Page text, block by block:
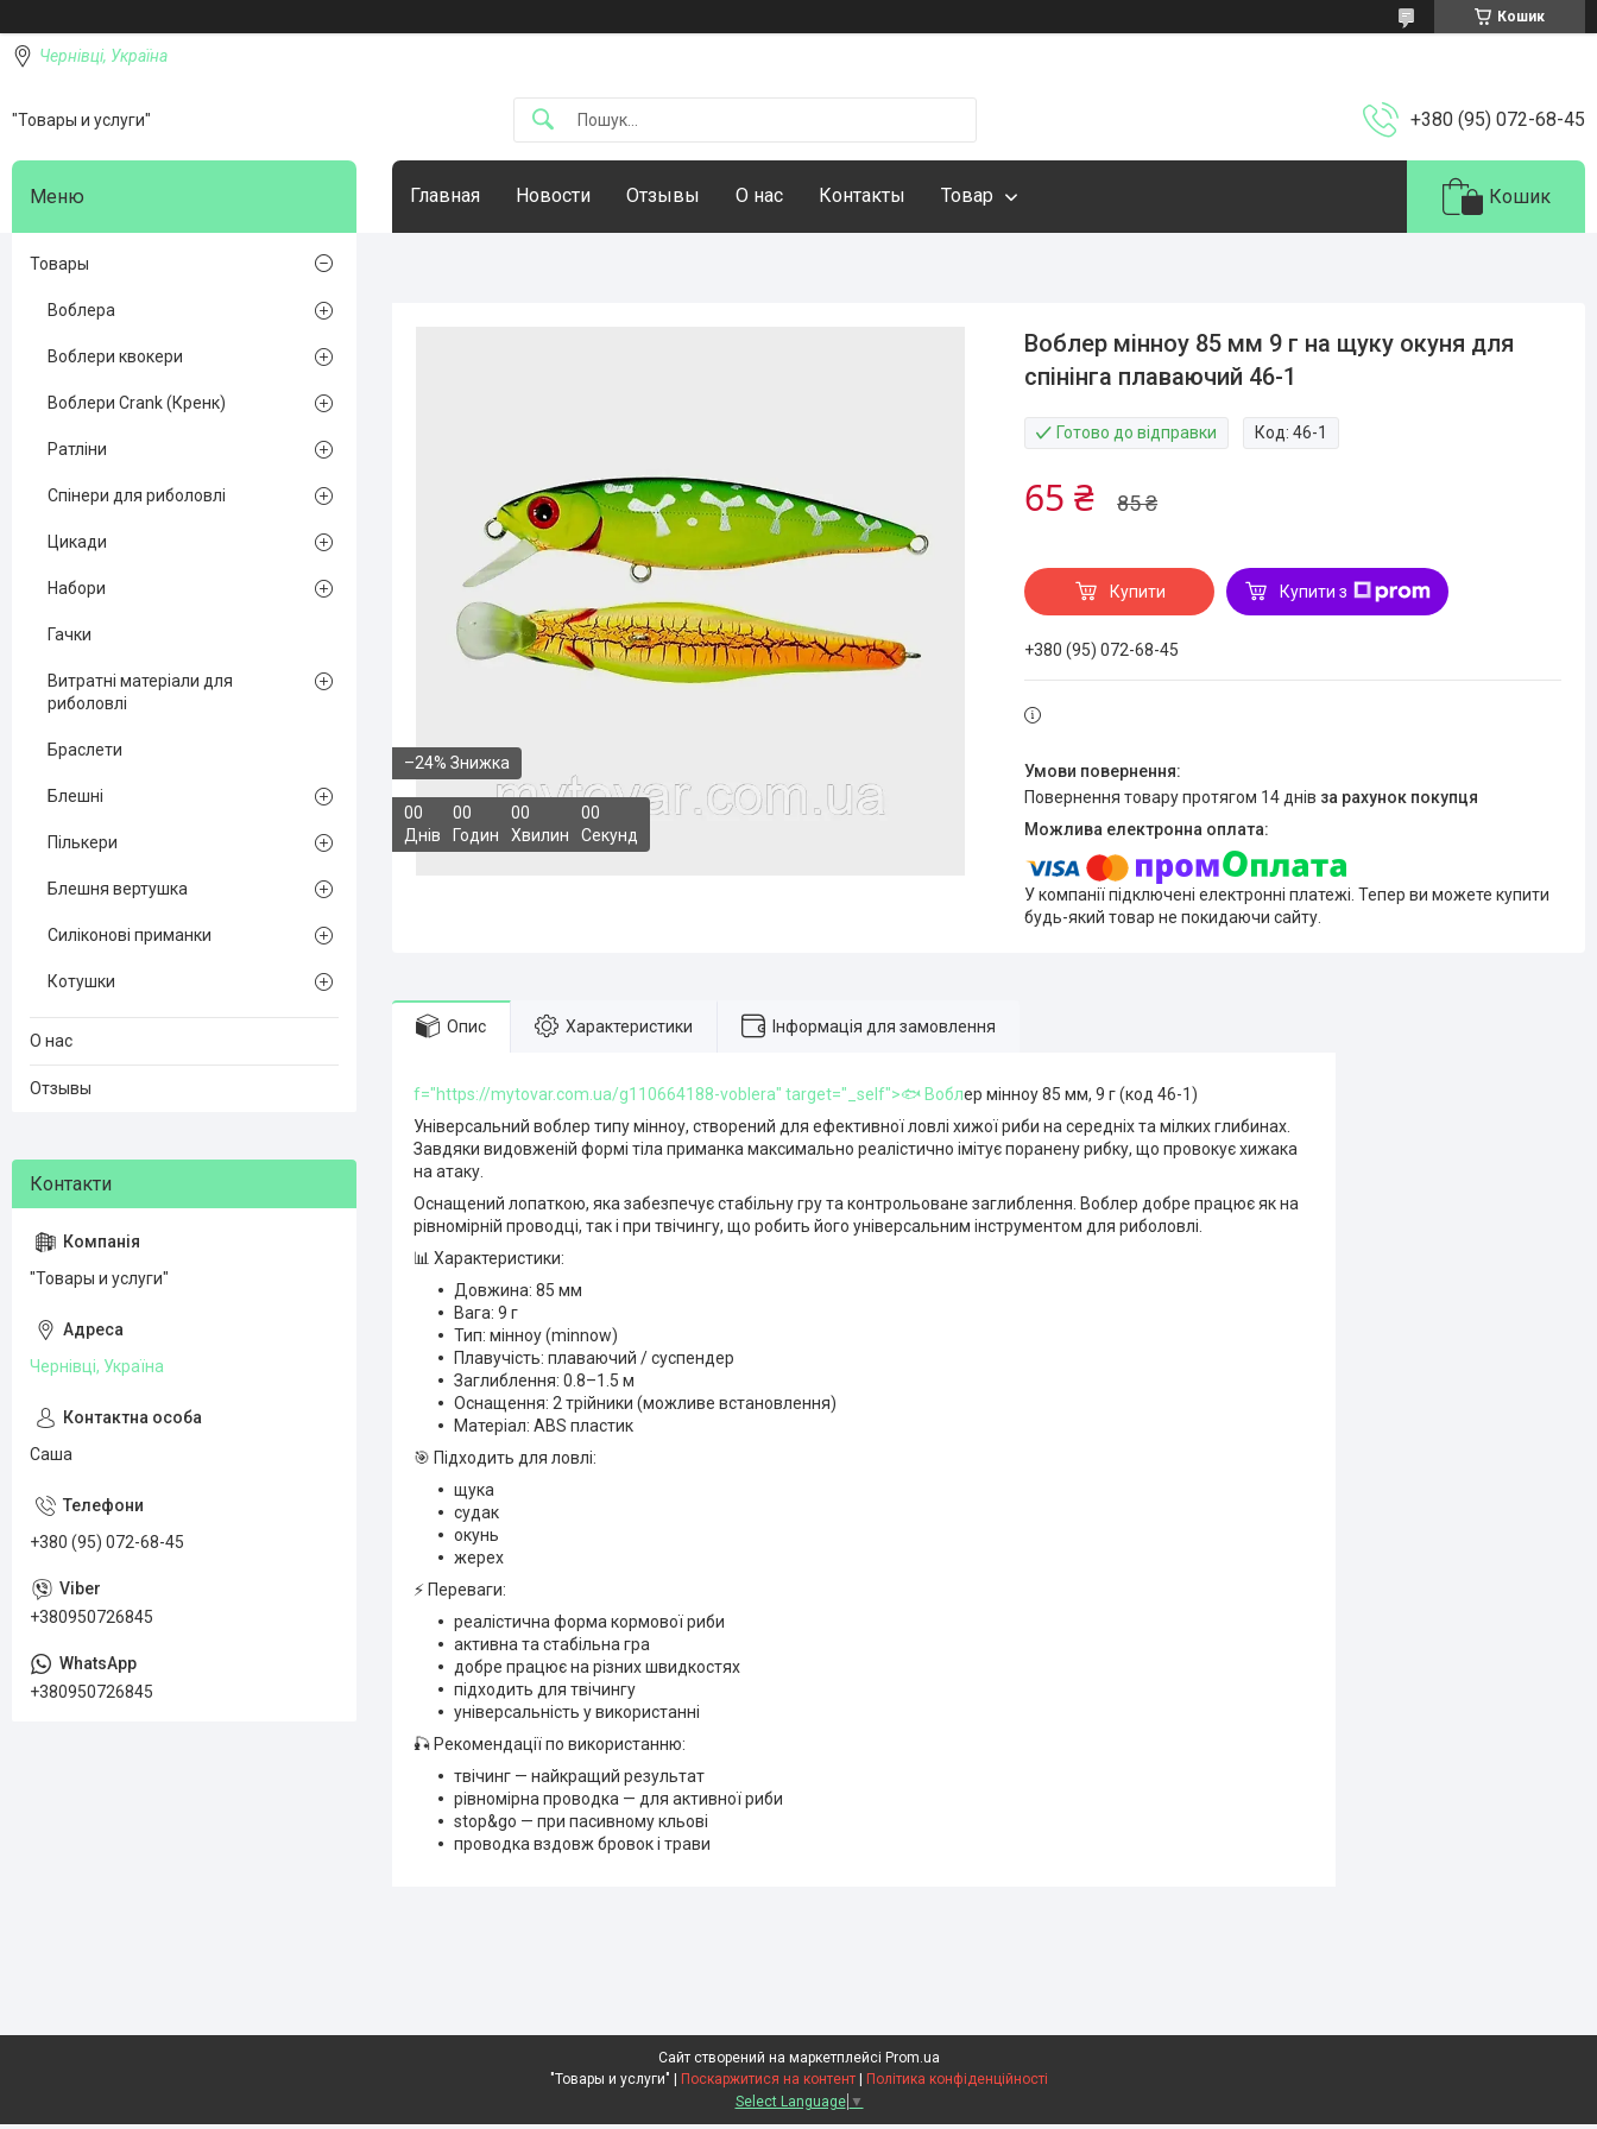
Кошик
Чернівці, Україна
"Товары и услуги" +380 (95) 072-68-45
Главная Новости Отзывы О нас Контакты Товар Кошик
–24%
00
Днів
00
Годин
00
Хвилин
00
Секунд
Воблер мінноу 85 мм 9 г на щуку окуня для
спінінга плаваючий 46-1
Готово до відправки Код:46-1
85 ₴
65 ₴
Купити Купити з
+380 (95) 072-68-45
повернення товару протягом 14 днів за рахунок покупця
У компанії підключені електронні платежі. Тепер ви можете купити
будь-який товар не покидаючи сайту.
Опис Характеристики Інформація для замовлення
f="https://mytovar.com.ua/g110664188-voblera" target="_self">🐟 Воблер мінноу 85 мм, 9 г (код 46-1)
Універсальний воблер типу мінноу, створений для ефективної ловлі хижої риби на середніх та мілких глибинах.
Завдяки видовженій формі тіла приманка максимально реалістично імітує поранену рибку, що провокує хижака
на атаку.
Оснащений лопаткою, яка забезпечує стабільну гру та контрольоване заглиблення. Воблер добре працює як на
рівномірній проводці, так і при твічингу, що робить його універсальним інструментом для риболовлі.
📊 Характеристики:
Довжина: 85 мм
Вага: 9 г
Тип: мінноу (minnow)
Плавучість: плаваючий / суспендер
Заглиблення: 0.8–1.5 м
Оснащення: 2 трійники (можливе встановлення)
Матеріал: ABS пластик
🎯 Підходить для ловлі:
щука
судак
окунь
жерех
⚡ Переваги:
реалістична форма кормової риби
активна та стабільна гра
добре працює на різних швидкостях
підходить для твічингу
універсальність у використанні
🎣 Рекомендації по використанню:
твічинг — найкращий результат
рівномірна проводка — для активної риби
stop&go — при пасивному кльові
проводка вздовж бровок і трави
Товары
Воблера
Воблери квокери
Воблери Crank (Кренк)
Ратліни
Спінери для риболовлі
Цикади
Набори
Гачки
Витратні матеріали для
риболовлі
Браслети
Блешні
Пількери
Блешня вертушка
Силіконові приманки
Котушки
О нас
Отзывы
"Товары и услуги"
Чернівці, Україна
Саша
+380 (95) 072-68-45
+380950726845
+380950726845
Сайт створений на маркетплейсі Prom.ua
Поскаржитися на контент
Політика конфіденційності
Select Language ▼